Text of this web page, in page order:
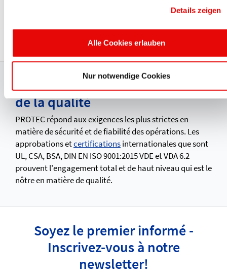
Details zeigen
Alle Cookies erlauben
Nur notwendige Cookies
Production certifiée et gestion
de la qualité
PROTEC répond aux exigences les plus strictes en
matière de sécurité et de fiabilité des opérations. Les
approbations etcertificationsinternationales que sont
UL, CSA, BSA, DIN EN ISO 9001:2015 VDE et VDA 6.2
prouvent l'engagement total et de haut niveau qui est le
nôtre en matière de qualité.
Soyez le premier informé -
Inscrivez-vous à notre
newsletter!